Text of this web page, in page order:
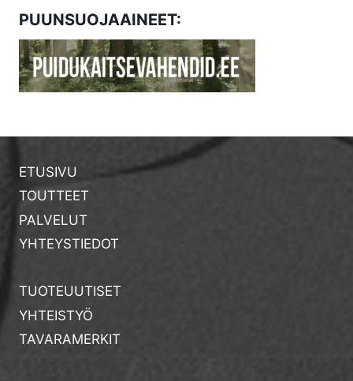
PUUNSUOJAAINEET:
ETUSIVU
TOUTTEET
PALVELUT
YHTEYSTIEDOT
TUOTEUUTISET
YHTEISTYÖ
TAVARAMERKIT